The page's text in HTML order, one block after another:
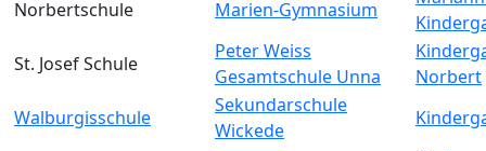
Norbertschule Marien-Gymnasium
St. Josef Schule
Peter Weiss
Gesamtschule Unna
Norbert
Walburgisschule
Sekundarschule
Wickede